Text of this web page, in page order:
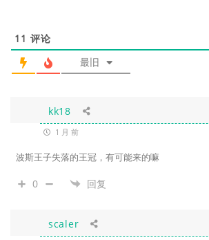
11 评论
最旧
kk18
1 月 前
波斯王子失落的王冠，有可能来的嘛
0 回复
scaler